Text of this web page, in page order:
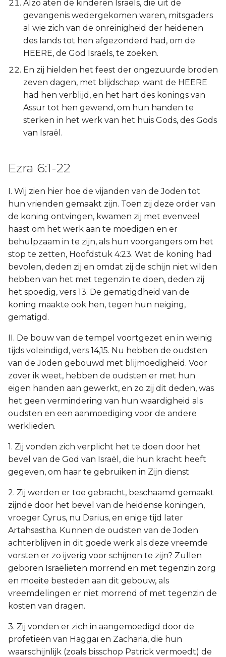
Alzo aten de kinderen Israëls, die uit de
gevangenis wedergekomen waren, mitsgaders
al wie zich van de onreinigheid der heidenen
des lands tot hen afgezonderd had, om de
HEERE, de God Israëls, te zoeken.
En zij hielden het feest der ongezuurde broden
zeven dagen, met blijdschap; want de HEERE
had hen verblijd, en het hart des konings van
Assur tot hen gewend, om hun handen te
sterken in het werk van het huis Gods, des Gods
van Israël.
Ezra 6:1-22
I. Wij zien hier hoe de vijanden van de Joden tot
hun vrienden gemaakt zijn. Toen zij deze order van
de koning ontvingen, kwamen zij met evenveel
haast om het werk aan te moedigen en er
behulpzaam in te zijn, als hun voorgangers om het
stop te zetten, Hoofdstuk 4:23. Wat de koning had
bevolen, deden zij en omdat zij de schijn niet wilden
hebben van het met tegenzin te doen, deden zij
het spoedig, vers 13. De gematigdheid van de
koning maakte ook hen, tegen hun neiging,
gematigd.
II. De bouw van de tempel voortgezet en in weinig
tijds voleindigd, vers 14,15. Nu hebben de oudsten
van de Joden gebouwd met blijmoedigheid. Voor
zover ik weet, hebben de oudsten er met hun
eigen handen aan gewerkt, en zo zij dit deden, was
het geen vermindering van hun waardigheid als
oudsten en een aanmoediging voor de andere
werklieden.
1. Zij vonden zich verplicht het te doen door het
bevel van de God van Israël, die hun kracht heeft
gegeven, om haar te gebruiken in Zijn dienst
2. Zij werden er toe gebracht, beschaamd gemaakt
zijnde door het bevel van de heidense koningen,
vroeger Cyrus, nu Darius, en enige tijd later
Artahsastha. Kunnen de oudsten van de Joden
achterblijven in dit goede werk als deze vreemde
vorsten er zo ijverig voor schijnen te zijn? Zullen
geboren Israëlieten morrend en met tegenzin zorg
en moeite besteden aan dit gebouw, als
vreemdelingen er niet morrend of met tegenzin de
kosten van dragen.
3. Zij vonden er zich in aangemoedigd door de
profetieën van Haggaï en Zacharia, die hun
waarschijnlijk (zoals bisschop Patrick vermoedt) de